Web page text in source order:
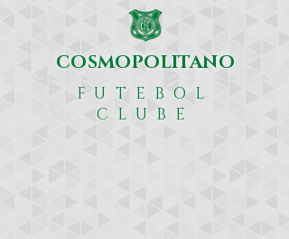
COSMOPOLITANO
FUTEBOL
CLUBE